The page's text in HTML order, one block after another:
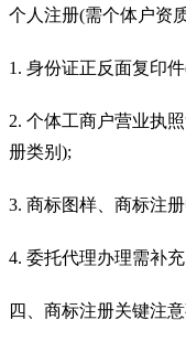
个人注册(需个体户资
1. 身份证正反面复印
2. 个体工商户营业执
册类别);
3. 商标图样、商标注
4. 委托代理办理需补
四、商标注册关键注